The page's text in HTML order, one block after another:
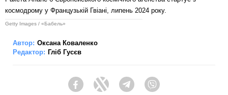
космодрому у Французькій Гвіані, липень 2024 року.
Getty Images / «Бабель»
Автор: Оксана Коваленко
Редактор: Гліб Гусєв
FacebookTwitter Telegram